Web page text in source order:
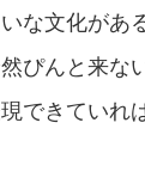
な文化があ
ぴんと来な
できていれ